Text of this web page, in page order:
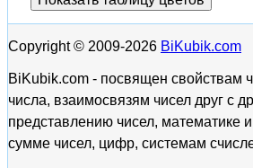
Copyright © 2009-2026 BiKubik.com
BiKubik.com - посвящен свойствам
числа, взаимосвязям чисел друг с
представлению чисел, математике
сумме чисел, цифр, системам